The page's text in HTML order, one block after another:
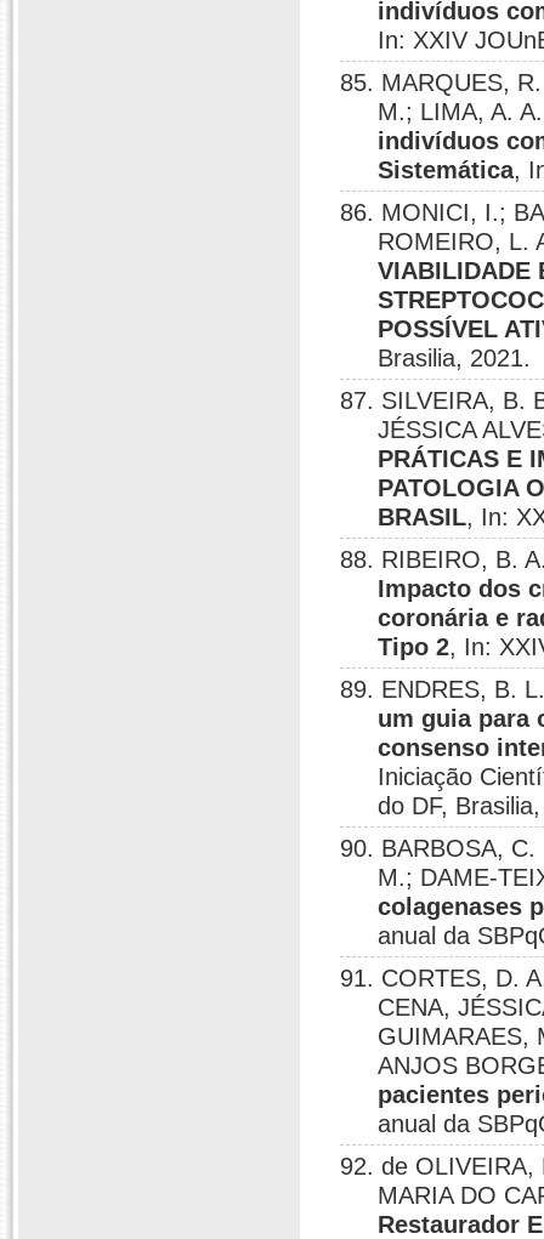
indivíduos
In: XXIV
85. MARQUES,
M.; LIMA, A.
indivíduos
Sistemática,
86. MONICI, I.;
ROMEIRO, L.
VIABILIDADE
POSSÍVEL
Brasilia, 2021.
87. SILVEIRA, B.
JÉSSICA
PRÁTICAS E
PATOLOGIA
BRASIL, In:
88. RIBEIRO, B.
Impacto dos
coronária e
Tipo 2, In:
89. ENDRES, B.
um guia para
consenso
Iniciação
do DF,
90. BARBOSA,
M.; DAME-
colagenases
anual da
91. CORTES, D.
CENA,
GUIMARAES,
ANJOS
pacientes
anual da
92. de OLIVEIRA,
MARIA DO
Restaurador